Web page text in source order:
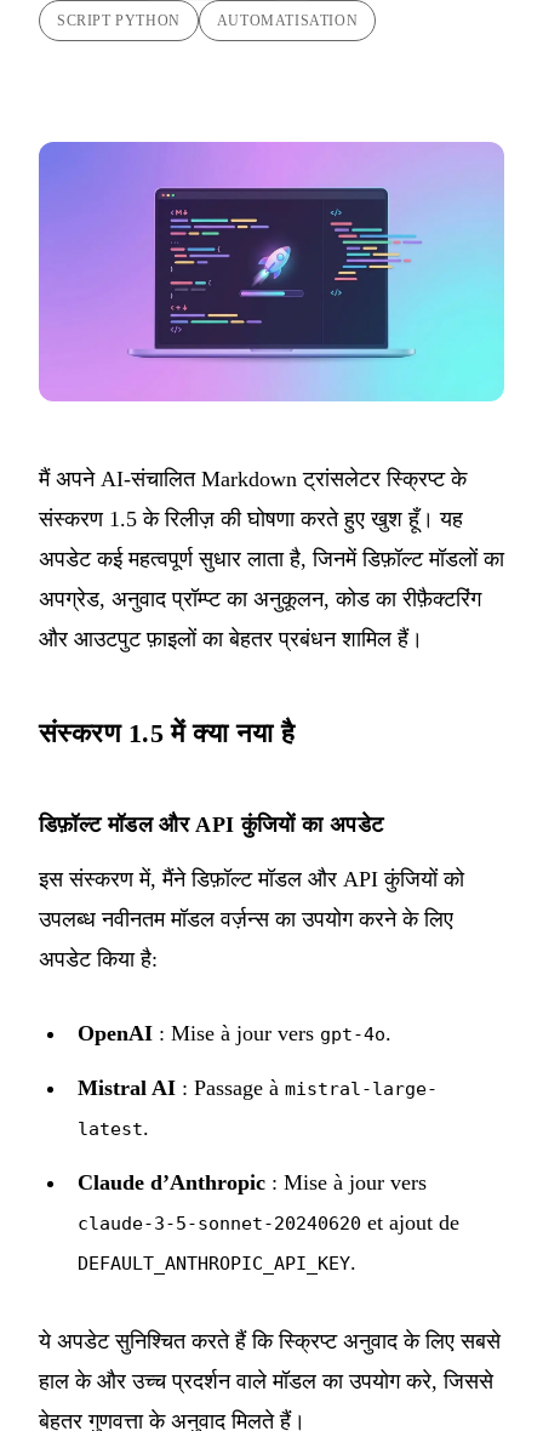
SCRIPT PYTHON AUTOMATISATION
मैं अपने AI-संचालित Markdown ट्रांसलेटर स्क्रिप्ट के
संस्करण 1.5 के रिलीज़ की घोषणा करते हुए खुश हूँ। यह
अपडेट कई महत्वपूर्ण सुधार लाता है, जिनमें डिफ़ॉल्ट मॉडलों का
अपग्रेड, अनुवाद प्रॉम्प्ट का अनुकूलन, कोड का रीफ़ैक्टरिंग
और आउटपुट फ़ाइलों का बेहतर प्रबंधन शामिल हैं।
संस्करण 1.5 में क्या नया है
डिफ़ॉल्ट मॉडल और API कुंजियों का अपडेट
इस संस्करण में, मैंने डिफ़ॉल्ट मॉडल और API कुंजियों को
उपलब्ध नवीनतम मॉडल वर्ज़न्स का उपयोग करने के लिए
अपडेट किया है:
OpenAI : Mise à jour vers gpt-4o.
Mistral AI : Passage à mistral-large-
latest.
Claude d’Anthropic : Mise à jour vers
claude-3-5-sonnet-20240620 et ajout de
DEFAULT_ANTHROPIC_API_KEY.
ये अपडेट सुनिश्चित करते हैं कि स्क्रिप्ट अनुवाद के लिए सबसे
हाल के और उच्च प्रदर्शन वाले मॉडल का उपयोग करे, जिससे
बेहतर गुणवत्ता के अनुवाद मिलते हैं।